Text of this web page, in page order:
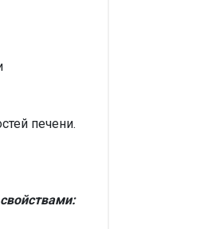
печени.